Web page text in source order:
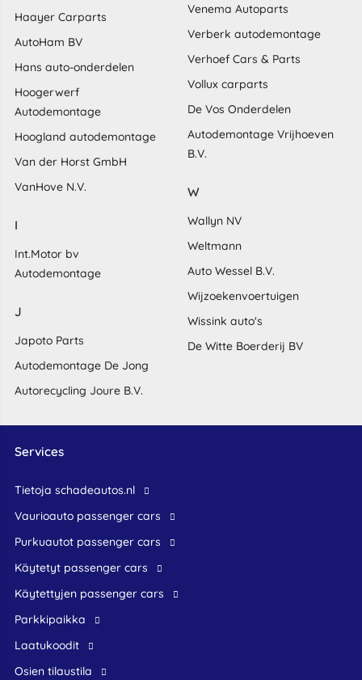
Haayer Carparts
AutoHam BV
Hans auto-onderdelen
Hoogerwerf
Autodemontage
Hoogland autodemontage
Van der Horst GmbH
VanHove N.V.
I
Int.Motor bv
Autodemontage
J
Japoto Parts
Autodemontage De Jong
Autorecycling Joure B.V.
Venema Autoparts
Verberk autodemontage
Verhoef Cars & Parts
Vollux carparts
De Vos Onderdelen
Autodemontage Vrijhoeven
B.V.
W
Wallyn NV
Weltmann
Auto Wessel B.V.
Wijzoekenvoertuigen
Wissink auto's
De Witte Boerderij BV
Services
Tietoja schadeautos.nl
Vaurioauto passenger cars
Purkuautot passenger cars
Käytetyt passenger cars
Käytettyjen passenger cars
Parkkipaikka
Laatukoodit
Osien tilaustila